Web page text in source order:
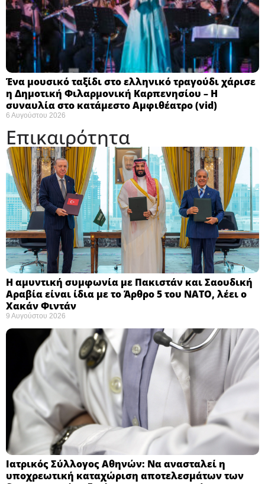
Ένα μουσικό ταξίδι στο ελληνικό τραγούδι χάρισε
η Δημοτική Φιλαρμονική Καρπενησίου – Η
συναυλία στο κατάμεστο Αμφιθέατρο (vid)
6 Αυγούστου 2026
Επικαιρότητα
Η αμυντική συμφωνία με Πακιστάν και Σαουδική
Αραβία είναι ίδια με το Άρθρο 5 του ΝΑΤΟ, λέει ο
Χακάν Φιντάν ​
9 Αυγούστου 2026
Ιατρικός Σύλλογος Αθηνών: Να ανασταλεί η
υποχρεωτική καταχώριση αποτελεσμάτων των